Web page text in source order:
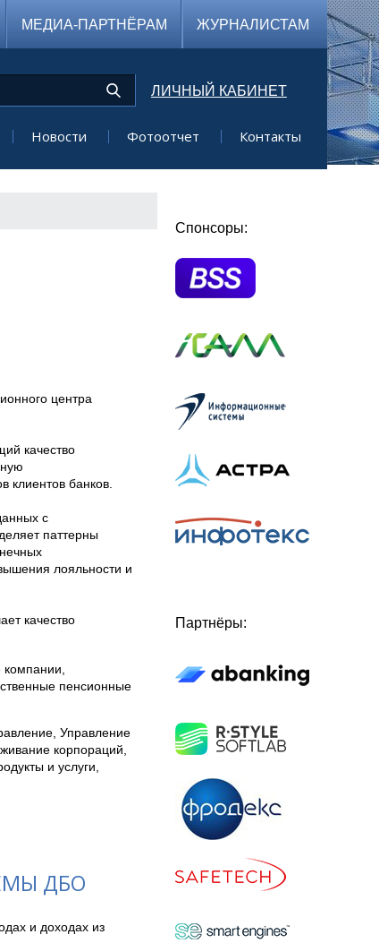
МЕДИА-ПАРТНЁРАМ ЖУРНАЛИСТАМ
ЛИЧНЫЙ КАБИНЕТ
Новости Фотоотчет Контакты
центра
качество
клиентов банков.
с
паттерны
лояльности и
качество
пенсионные
Управление
корпораций,
и услуги,
ДБО
и доходах из
Спонсоры:
Партнёры: